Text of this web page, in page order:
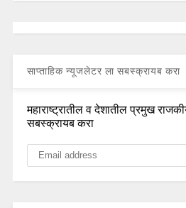
साप्ताहिक न्यूजलेटर ला सबस्क्रायब करा
महाराष्ट्रातील व देशातील प्रमुख
सबस्क्रायब करा